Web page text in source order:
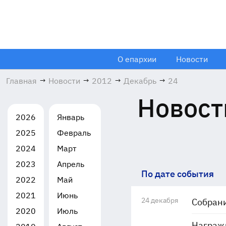
О епархии Новости
Главная → Новости → 2012 → Декабрь → 24
2026
2025
2024
2023
2022
2021
2020
Январь
Февраль
Март
Апрель
Май
Июнь
Июль
По дате события
24 декабря